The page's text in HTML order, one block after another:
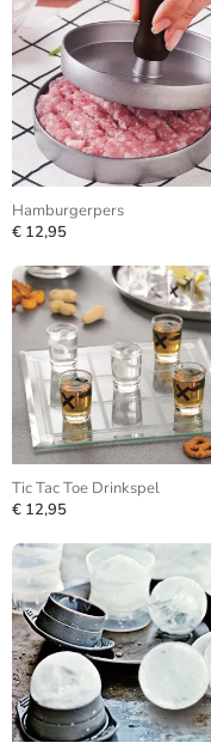
Hamburgerpers
€ 12,95
Tic Tac Toe Drinkspel
€ 12,95